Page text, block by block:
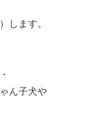
します。
ん子犬や